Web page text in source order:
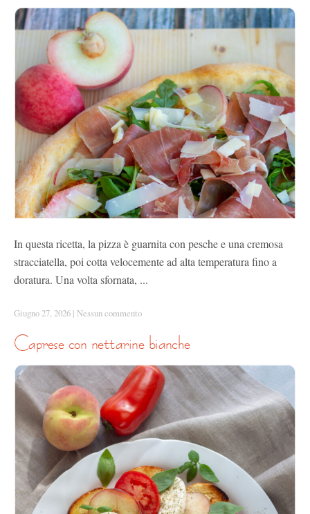
In questa ricetta, la pizza è guarnita con pesche e una cremosa
stracciatella, poi cotta velocemente ad alta temperatura fino a
doratura. Una volta sfornata, ...
Giugno 27, 2026 | Nessun commento
caprese con nettarine bianche